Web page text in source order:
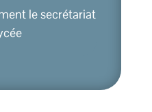
le secrétariat